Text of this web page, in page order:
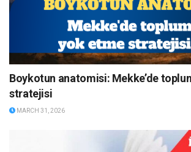
Boykotun anatomisi: Mekke’de
stratejisi
MARCH 31, 2026